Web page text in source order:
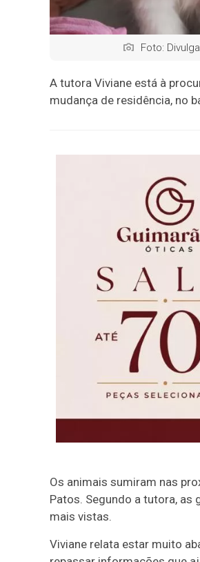
Foto:
A tutora Viviane está à
mudança de residência, no
Os animais sumiram nas
Patos. Segundo a tutora,
mais vistas.
Viviane relata estar muito